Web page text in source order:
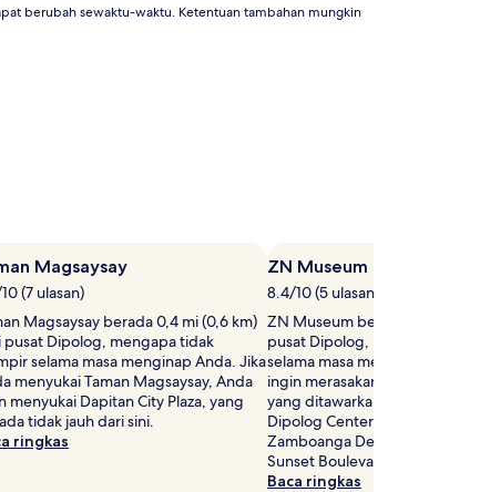
berubah sewaktu-waktu. Ketentuan tambahan mungkin
Magsaysay
(7 ulasan)
Magsaysay berada 0,4 mi (0,6 km)
pusat Dipolog, mengapa tidak
selama masa menginap Anda. Jika
menyukai Taman Magsaysay, Anda
menyukai Dapitan City Plaza, yang
tidak jauh dari sini.
ringkas
ZN Museum
8.4/10 (5 ulasan)
ZN Museum berada 1,2 mi (1,9
pusat Dipolog, mengapa
selama masa menginap Anda.
ingin merasakan pengalaman
yang ditawarkan Dipolog,
Dipolog Center Mall, Museum
Zamboanga Del Norte, dan
Sunset Boulevard.
Baca ringkas